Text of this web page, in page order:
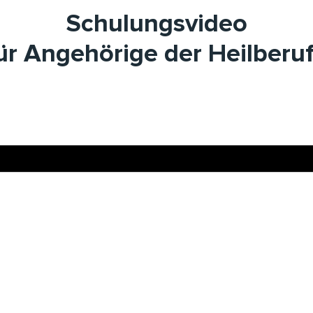
Schulungsvideo
Angehörige der